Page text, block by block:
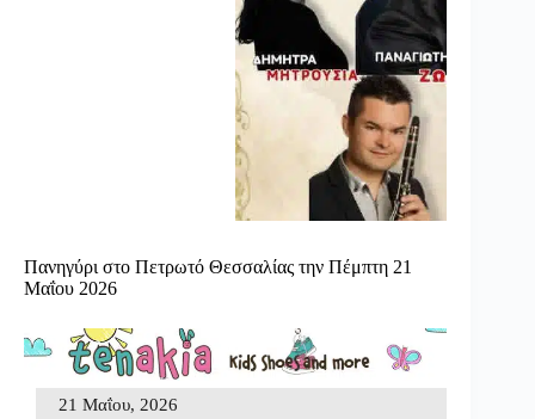
Πανηγύρι στο Πετρωτό Θεσσαλίας την Πέμπτη 21
Μαΐου 2026
21 Μαΐου, 2026